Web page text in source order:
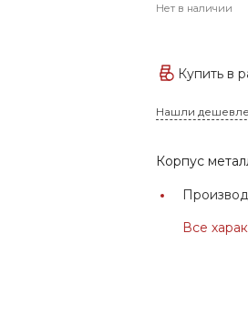
Нет в наличии
Купить в
Нашли
Корпус
Все